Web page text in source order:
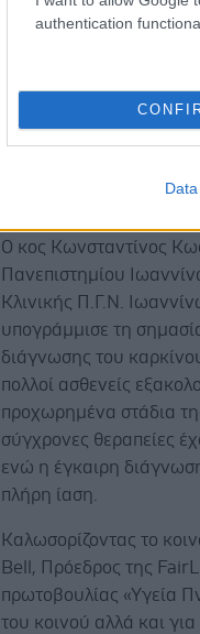
authentication
Επιστημών Υγείας, ο
Πανεπιστημιακού
Πανεπιστημιακού
Τζίμα, Πρόεδρος
Οικογενειών
Ο κος Κωνσταντίνος
Πανεπιστημίου
Κλινικής Π.Γ.Ν.
υπογράμμισε τη
διάγνωσης του
πολλοί ασθενείς
προχωρημένα στάδια
σύγχρονες θεραπείες
ενώ η έγκαιρη
πλήρη ίαση.
Καλωσορίζοντας το
Bell, Πρόεδρος της
πρωτοβουλίας «Υγεία
του κοινού αλλά και